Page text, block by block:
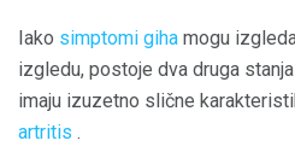
Iako simptomi giha mogu
izgledu, postoje dva druga
imaju izuzetno slične
artritis .